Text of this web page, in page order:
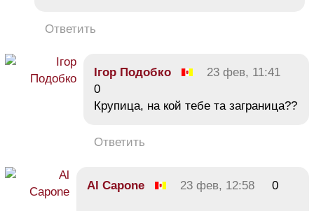
Ответить
Ігор Подобко
23 фев, 11:41
0
Крупица, на кой тебе та заграница??
Ответить
Al Capone 23 фев, 12:58 0